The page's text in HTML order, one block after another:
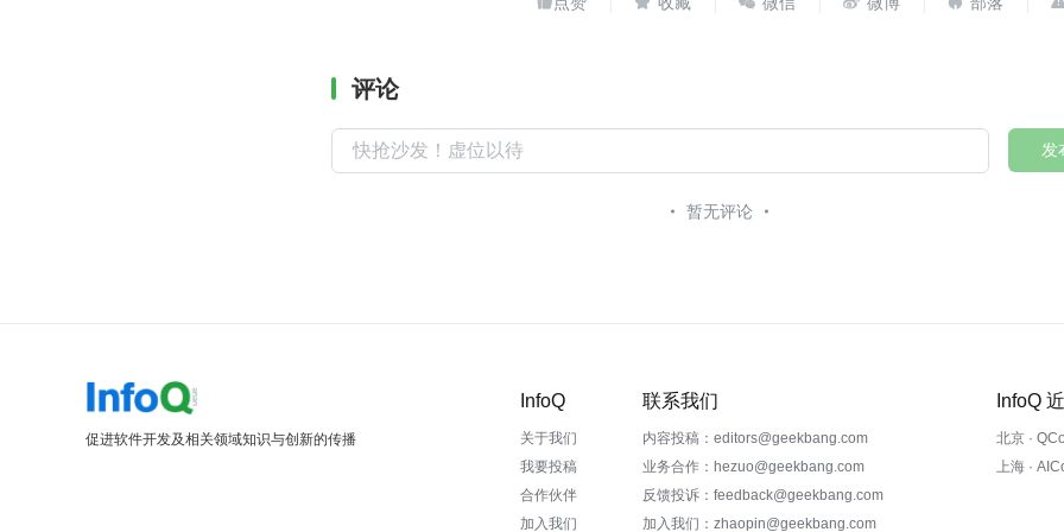
评论
发
暂无评论
促进软件开发及相关领域知识与创新的传播
InfoQ
关于我们
我要投稿
合作伙伴
加入我们
联系我们
内容投稿：editors@geekbang.com
业务合作：hezuo@geekbang.com
反馈投诉：feedback@geekbang.com
加入我们：zhaopin@geekbang.com
InfoQ
北京 ·
上海 ·